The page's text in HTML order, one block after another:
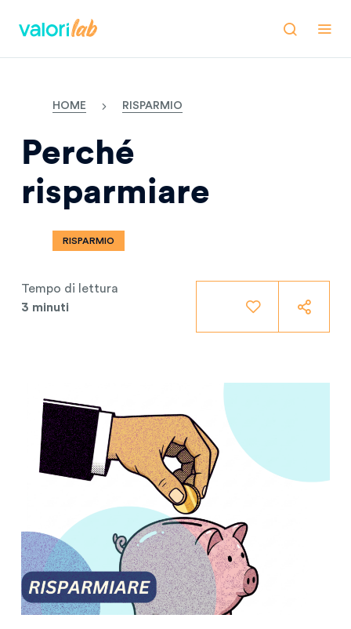
HOME RISPARMIO
Perché
risparmiare
RISPARMIO
Tempo di lettura
3 minuti